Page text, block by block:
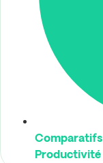
Comparatifs
Productivité